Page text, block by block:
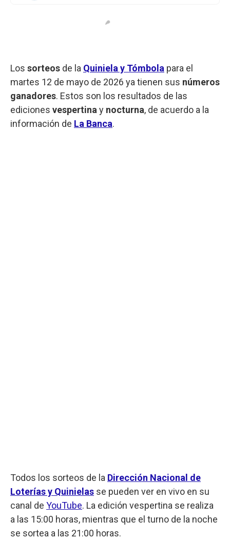
Los sorteos de la Quiniela y Tómbola para el
martes 12 de mayo de 2026 ya tienen sus números
ganadores. Estos son los resultados de las
ediciones vespertina y nocturna, de acuerdo a la
información de La Banca.
Todos los sorteos de la Dirección Nacional de
Loterías y Quinielas se pueden ver en vivo en su
canal de YouTube. La edición vespertina se realiza
a las 15:00 horas, mientras que el turno de la noche
se sortea a las 21:00 horas.